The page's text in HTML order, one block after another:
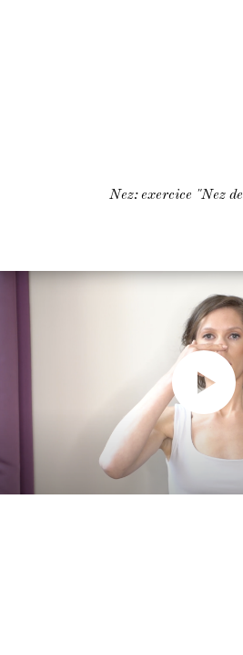
Nez: exercice "Nez